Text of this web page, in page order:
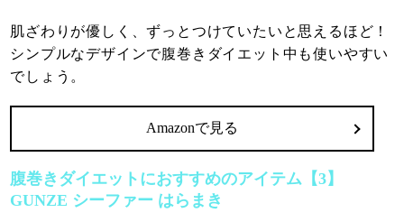
肌ざわりが優しく、ずっとつけていたいと思えるほど！
シンプルなデザインで腹巻きダイエット中も使いやすい
でしょう。
Amazonで見る
腹巻きダイエットにおすすめのアイテム【3】
GUNZE シーファー はらまき